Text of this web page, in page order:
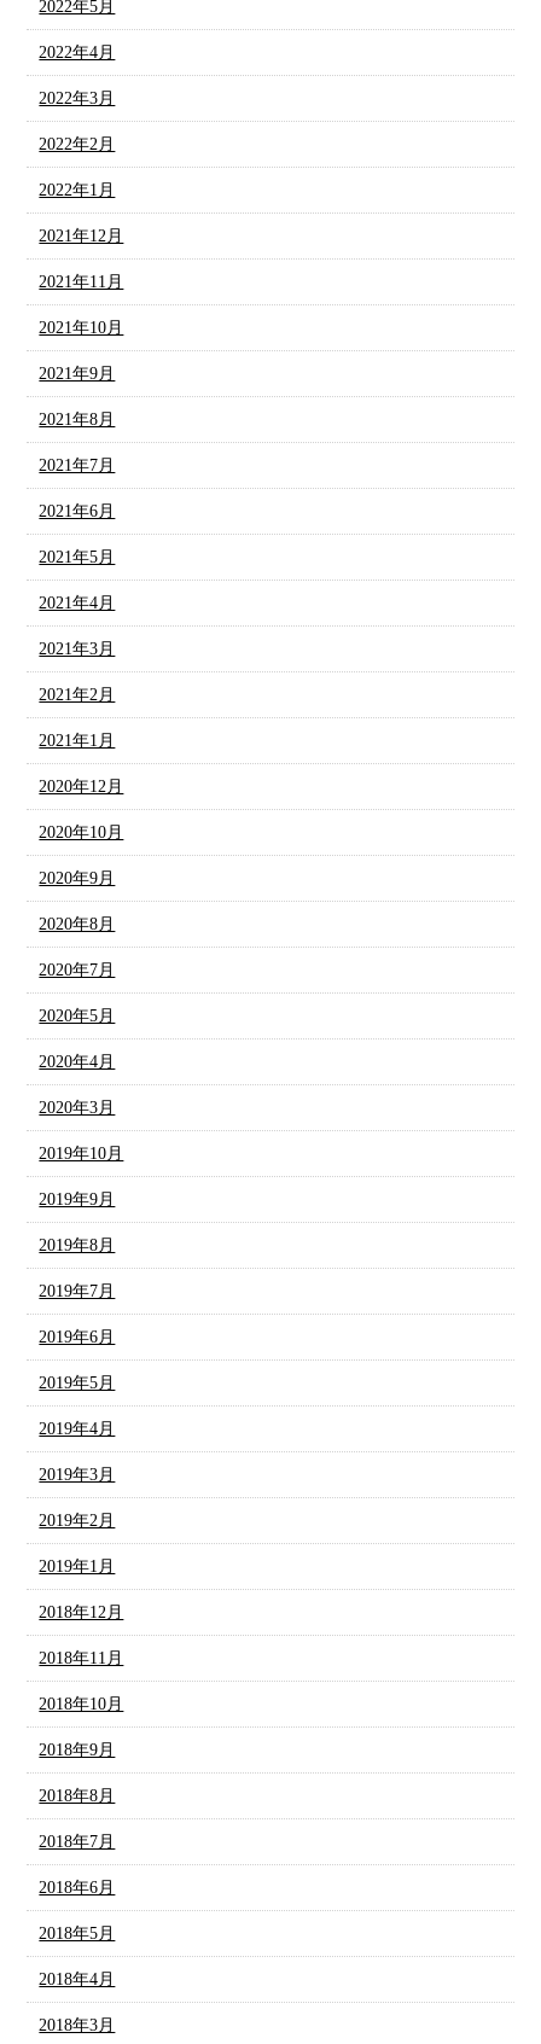
2022年5月
2022年4月
2022年3月
2022年2月
2022年1月
2021年12月
2021年11月
2021年10月
2021年9月
2021年8月
2021年7月
2021年6月
2021年5月
2021年4月
2021年3月
2021年2月
2021年1月
2020年12月
2020年10月
2020年9月
2020年8月
2020年7月
2020年5月
2020年4月
2020年3月
2019年10月
2019年9月
2019年8月
2019年7月
2019年6月
2019年5月
2019年4月
2019年3月
2019年2月
2019年1月
2018年12月
2018年11月
2018年10月
2018年9月
2018年8月
2018年7月
2018年6月
2018年5月
2018年4月
2018年3月